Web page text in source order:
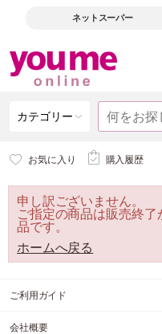
ネットスーパー
カテゴリー
お気に入り 購入履歴
申し訳ございません。
ご指定の商品は販売終
品です。
ホームへ戻る
ご利用ガイド
会社概要